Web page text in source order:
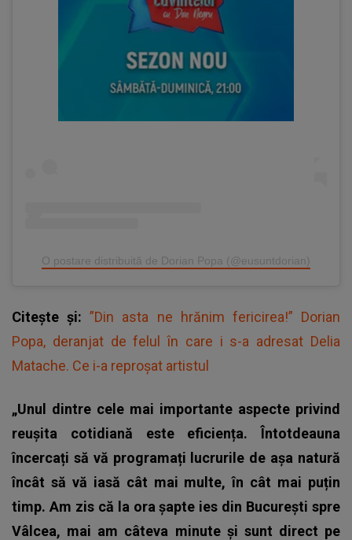
O postare distribuită de Dorian Popa (@eusuntdorian)
Citește și:”Din asta ne hrănim fericirea!” Dorian
Popa, deranjat de felul în care i s-a adresat Delia
Matache. Ce i-a reproșat artistul
„Unul dintre cele mai importante aspecte privind
reușita cotidiană este eficiența. Întotdeauna
încercați să vă programați lucrurile de așa natură
încât să vă iasă cât mai multe, în cât mai puțin
timp. Am zis că la ora șapte ies din București spre
Vâlcea, mai am câteva minute și sunt direct pe